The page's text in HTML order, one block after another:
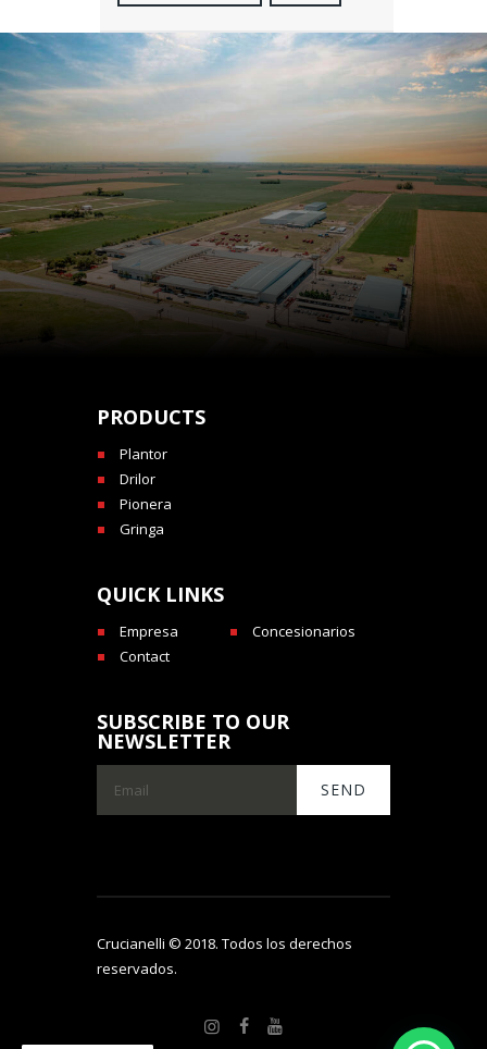
PRODUCTS
Plantor
Drilor
Pionera
Gringa
QUICK LINKS
Empresa
Concesionarios
Contact
SUBSCRIBE TO OUR
NEWSLETTER
Crucianelli © 2018. Todos los derechos
reservados.